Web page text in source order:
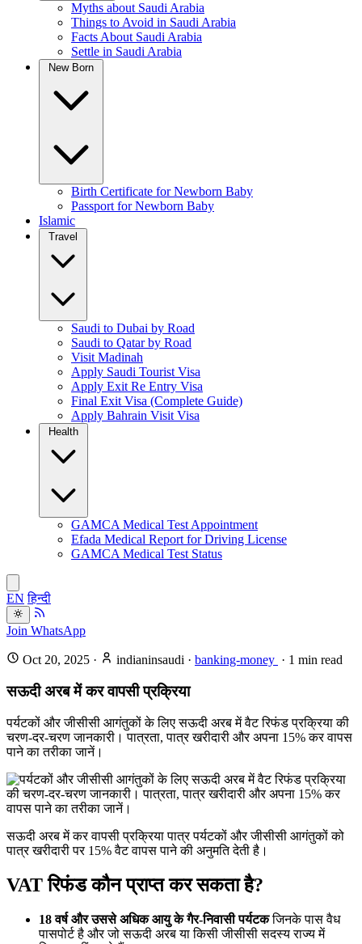
Myths about Saudi Arabia
Things to Avoid in Saudi Arabia
Facts About Saudi Arabia
Settle in Saudi Arabia
Birth Certificate for Newborn Baby
Passport for Newborn Baby
Islamic
Saudi to Dubai by Road
Saudi to Qatar by Road
Visit Madinah
Apply Saudi Tourist Visa
Apply Exit Re Entry Visa
Final Exit Visa (Complete Guide)
Apply Bahrain Visit Visa
GAMCA Medical Test Appointment
Efada Medical Report for Driving License
GAMCA Medical Test Status
EN हिन्दी
Join WhatsApp
Oct 20, 2025 · indianinsaudi · banking-money · 1 min read
सऊदी अरब में कर वापसी प्रक्रिया
पर्यटकों और जीसीसी आगंतुकों के लिए सऊदी अरब में वैट रिफंड प्रक्रिया की
चरण-दर-चरण जानकारी। पात्रता, पात्र खरीदारी और अपना 15% कर वापस
पाने का तरीका जानें।
सऊदी अरब में कर वापसी प्रक्रिया पात्र पर्यटकों और जीसीसी आगंतुकों को
पात्र खरीदारी पर 15% वैट वापस पाने की अनुमति देती है।
VAT रिफंड कौन प्राप्त कर सकता है?
18 वर्ष और उससे अधिक आयु के गैर-निवासी पर्यटकजिनके पास वैध
पासपोर्ट है और जो सऊदी अरब या किसी जीसीसी सदस्य राज्य में